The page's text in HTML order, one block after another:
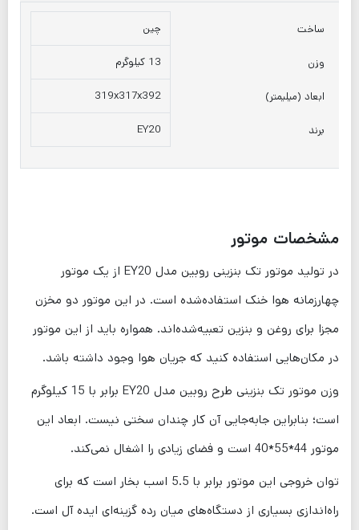
ساخت چین
وزن 13 کیلوگرم
ابعاد (میلیمتر) 319x317x392
برند EY20
مشخصات موتور
در تولید موتور تک بنزینی روبین مدل EY20 از یک موتور
چهارزمانه هوا خنک استفاده‌شده است. در این موتور دو مخزن
مجزا برای روغن و بنزین تعبیه‌شده‌اند. همواره باید از این موتور
در مکان‌هایی استفاده کنید که جریان هوا وجود داشته باشد.
وزن موتور تک بنزینی طرح روبین مدل EY20 برابر با 15 کیلوگرم
است؛ بنابراین جابه‌جایی آن کار چندان سختی نیست. ابعاد این
موتور 44*55*40 است و فضای زیادی را اشغال نمی‌کند.
توان خروجی این موتور برابر با 5.5 اسب بخار است که برای
راه‌اندازی بسیاری از دستگاه‌های میان رده گزینه‌ای ایده آل است.